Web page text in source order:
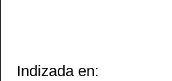
Indizada en: